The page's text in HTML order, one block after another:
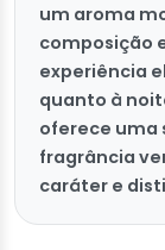
um aroma
composição
experiência
quanto à
oferece uma
fragrância
caráter e